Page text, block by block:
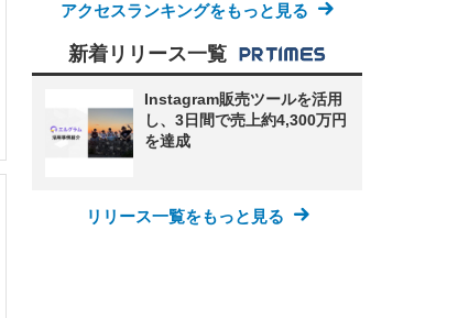
アクセスランキングをもっと見る
新着リリース一覧
Instagram販売ツールを活用
し、3日間で売上約4,300万円
を達成
リリース一覧をもっと見る